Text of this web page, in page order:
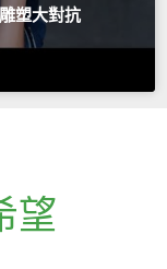
塑大對抗
望